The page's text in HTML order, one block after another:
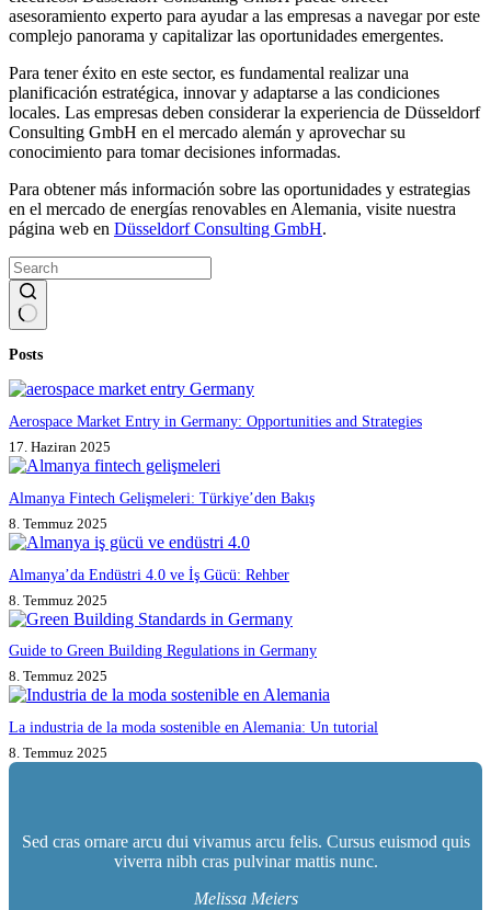
asesoramiento experto para ayudar a las empresas a navegar por este
complejo panorama y capitalizar las oportunidades emergentes.
Para tener éxito en este sector, es fundamental realizar una
planificación estratégica, innovar y adaptarse a las condiciones
locales. Las empresas deben considerar la experiencia de Düsseldorf
Consulting GmbH en el mercado alemán y aprovechar su
conocimiento para tomar decisiones informadas.
Para obtener más información sobre las oportunidades y estrategias
en el mercado de energías renovables en Alemania, visite nuestra
página web en Düsseldorf Consulting GmbH.
results
Posts
Aerospace Market Entry in Germany: Opportunities and Strategies
17. Haziran 2025
Almanya Fintech Gelişmeleri: Türkiye’den Bakış
8. Temmuz 2025
Almanya’da Endüstri 4.0 ve İş Gücü: Rehber
8. Temmuz 2025
Guide to Green Building Regulations in Germany
8. Temmuz 2025
La industria de la moda sostenible en Alemania: Un tutorial
8. Temmuz 2025
Sed cras ornare arcu dui vivamus arcu felis. Cursus euismod quis
viverra nibh cras pulvinar mattis nunc.
Melissa Meiers